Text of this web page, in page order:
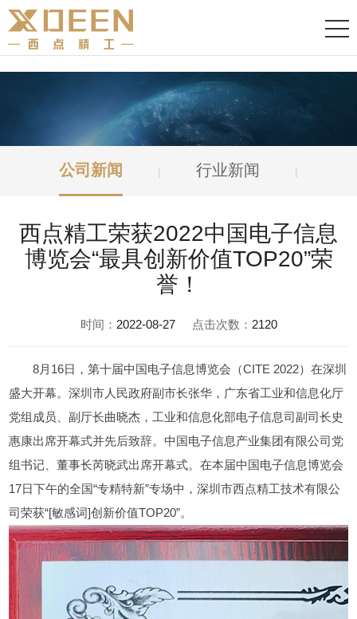
公司新闻 | 行业新闻 |
西点精工荣获2022中国电子信息
博览会“最具创新价值TOP20”荣
誉！
时间： 2022-08-27 点击次数： 2120
8月16日，第十届中国电子信息博览会（CITE 2022）在深圳
盛大开幕。深圳市人民政府副市长张华，广东省工业和信息化厅
党组成员、副厅长曲晓杰，工业和信息化部电子信息司副司长史
惠康出席开幕式并先后致辞。中国电子信息产业集团有限公司党
组书记、董事长芮晓武出席开幕式。在本届中国电子信息博览会
17日下午的全国“专精特新”专场中，深圳市西点精工技术有限公
司荣获“[敏感词]创新价值TOP20”。